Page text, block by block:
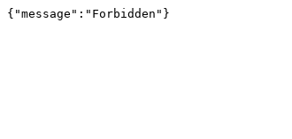
{"message":"Forbidden"}